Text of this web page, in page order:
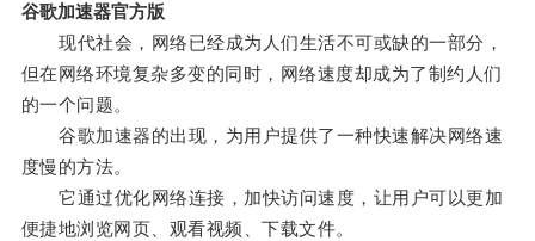
谷歌加速器官方版
现代社会，网络已经成为人们生活不可或缺的一部分，
但在网络环境复杂多变的同时，网络速度却成为了制约人们
的一个问题。
谷歌加速器的出现，为用户提供了一种快速解决网络速
度慢的方法。
它通过优化网络连接，加快访问速度，让用户可以更加
便捷地浏览网页、观看视频、下载文件。